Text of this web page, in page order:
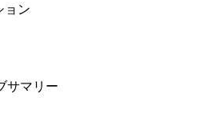
ョン
サマリー